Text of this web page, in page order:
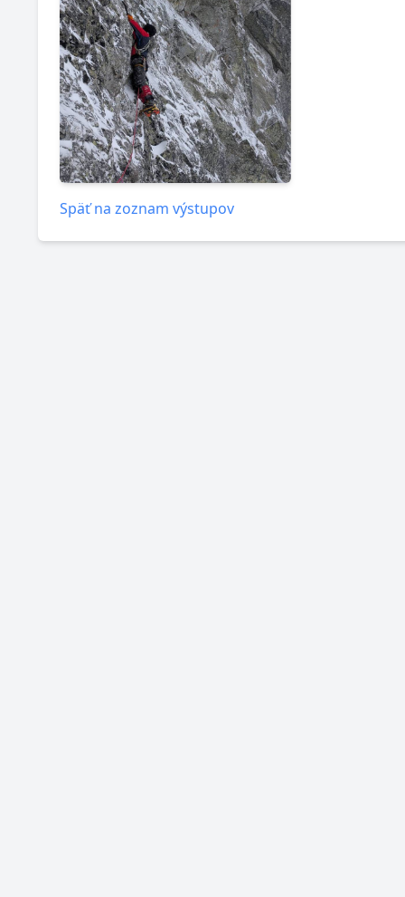
Späť na zoznam výstupov